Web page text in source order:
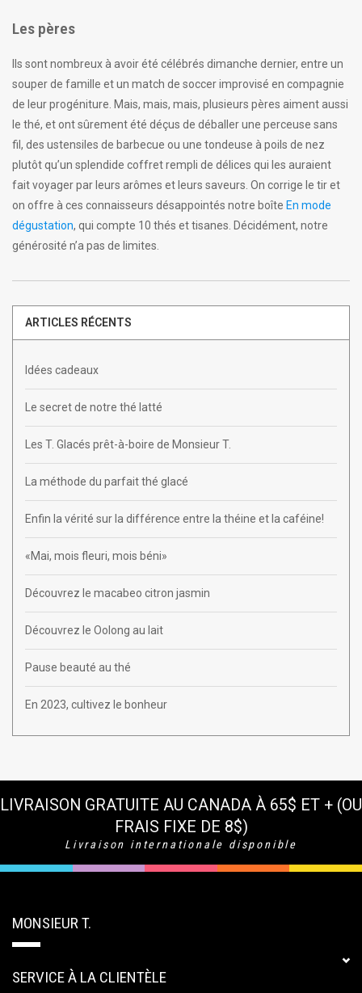
Les pères
Ils sont nombreux à avoir été célébrés dimanche dernier, entre un
souper de famille et un match de soccer improvisé en compagnie
de leur progéniture. Mais, mais, mais, plusieurs pères aiment aussi
le thé, et ont sûrement été déçus de déballer une perceuse sans
fil, des ustensiles de barbecue ou une tondeuse à poils de nez
plutôt qu’un splendide coffret rempli de délices qui les auraient
fait voyager par leurs arômes et leurs saveurs. On corrige le tir et
on offre à ces connaisseurs désappointés notre boîte En mode
dégustation, qui compte 10 thés et tisanes. Décidément, notre
générosité n’a pas de limites.
ARTICLES RÉCENTS
Idées cadeaux
Le secret de notre thé latté
Les T. Glacés prêt-à-boire de Monsieur T.
La méthode du parfait thé glacé
Enfin la vérité sur la différence entre la théine et la caféine!
«Mai, mois fleuri, mois béni»
Découvrez le macabeo citron jasmin
Découvrez le Oolong au lait
Pause beauté au thé
En 2023, cultivez le bonheur
LIVRAISON GRATUITE AU CANADA À 65$ ET + (OU
FRAIS FIXE DE 8$)
Livraison internationale disponible
MONSIEUR T.
SERVICE À LA CLIENTÈLE